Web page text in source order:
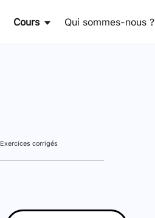
Cours Qui sommes-nous ?
Exercices corrigés